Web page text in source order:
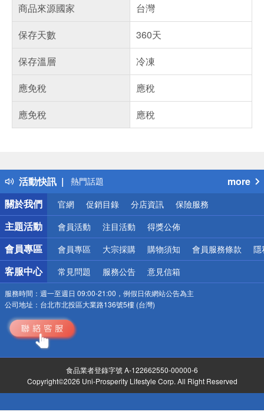
商品來源國家
台灣
保存天數
360天
保存溫層
冷凍
應免稅
應稅
應免稅
應稅
活動快訊
得獎公告
熱門話題
銀行優惠
偏遠地區配送
詐騙網頁！請小心！
more
關於我們
官網 促銷目錄 分店資訊 保險服務
主題活動 會員活動 注目活動 得獎公佈
會員專區 會員專區 大宗採購 購物須知 會員服務條款 隱
客服中心 常見問題 服務公告 意見信箱
服務時間： 週一至週日 09:00-21:00，例假日依網站公告為主
公司地址： 台北市北投區大業路136號5樓 (台灣)
食品業者登錄字號 A-122662550-00000-6
Copyright©2026 Uni-Prosperity Lifestyle Corp. All Right Reserved